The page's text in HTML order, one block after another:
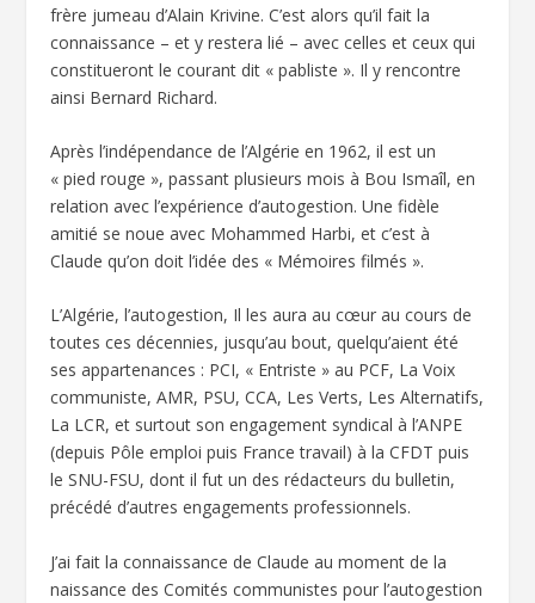
frère jumeau d’Alain Krivine. C’est alors qu’il fait la
connaissance – et y restera lié – avec celles et ceux qui
constitueront le courant dit « pabliste ». Il y rencontre
ainsi Bernard Richard.
Après l’indépendance de l’Algérie en 1962, il est un
« pied rouge », passant plusieurs mois à Bou Ismaîl, en
relation avec l’expérience d’autogestion. Une fidèle
amitié se noue avec Mohammed Harbi, et c’est à
Claude qu’on doit l’idée des « Mémoires filmés ».
L’Algérie, l’autogestion, Il les aura au cœur au cours de
toutes ces décennies, jusqu’au bout, quelqu’aient été
ses appartenances : PCI, « Entriste » au PCF, La Voix
communiste, AMR, PSU, CCA, Les Verts, Les Alternatifs,
La LCR, et surtout son engagement syndical à l’ANPE
(depuis Pôle emploi puis France travail) à la CFDT puis
le SNU-FSU, dont il fut un des rédacteurs du bulletin,
précédé d’autres engagements professionnels.
J’ai fait la connaissance de Claude au moment de la
naissance des Comités communistes pour l’autogestion